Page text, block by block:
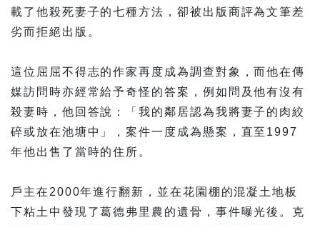
載了他殺死妻子的七種方法，卻被出版商評為文筆差
劣而拒絕出版。
這位屈屈不得志的作家再度成為調查對象，而他在傳
媒訪問時亦經常給予奇怪的答案，例如問及他有沒有
殺妻時，他回答說：「我的鄰居認為我將妻子的肉絞
碎或放在池塘中」，案件一度成為懸案，直至1997
年他出售了當時的住所。
戶主在2000年進行翻新，並在花園棚的混凝土地板
下粘土中發現了葛德弗里農的遺骨，事件曝光後。克